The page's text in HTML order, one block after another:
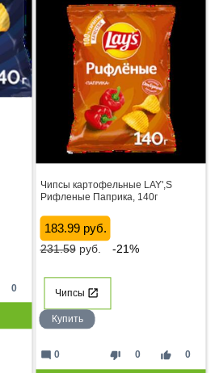
0
Чипсы картофельные LAY',S
Рифленые Паприка, 140г
183.99 руб.
231.59руб. -21%
Чипсы
Купить
thumb_down 0 thumb_up 0
mode_comment 0